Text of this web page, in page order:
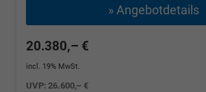
» Angebotdetails
20.380,– €
incl. 19% MwSt.
UVP:26.600,– €